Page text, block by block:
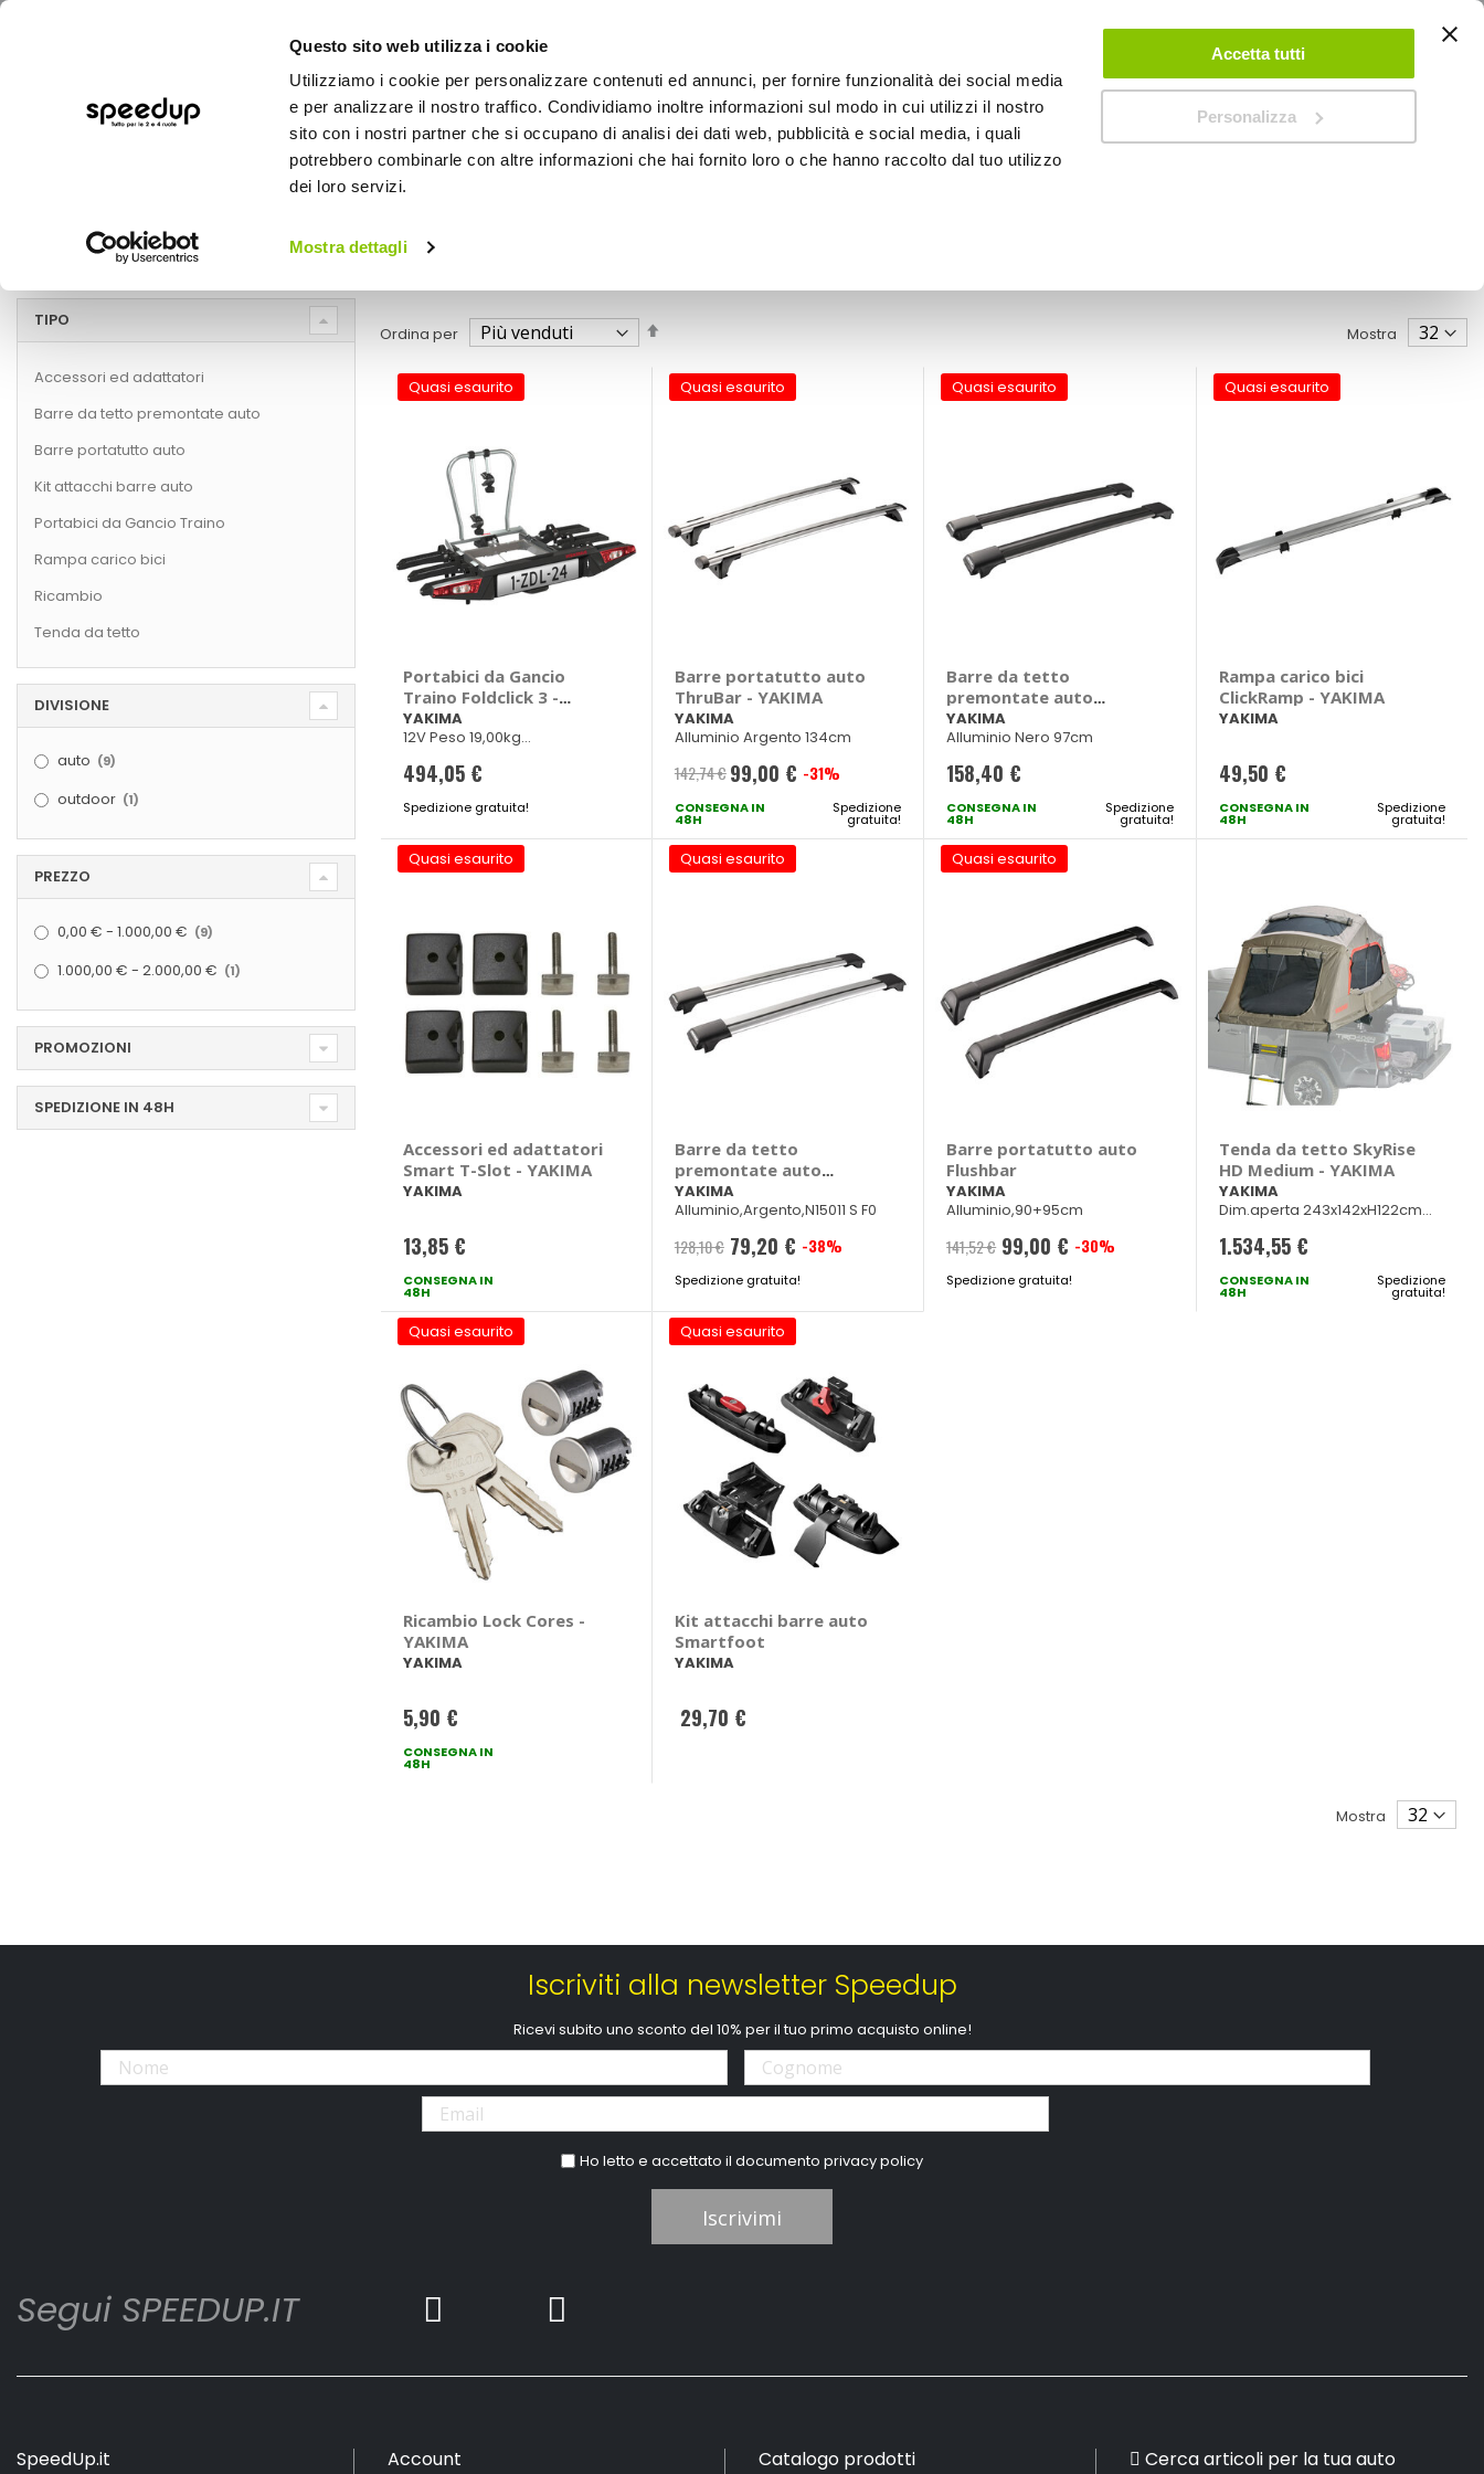
Questo sito web utilizza i cookie
Utilizziamo i cookie per personalizzare contenuti ed annunci, per fornire funzionalità dei social media
e per analizzare il nostro traffico. Condividiamo inoltre informazioni sul modo in cui utilizzi il nostro
sito con i nostri partner che si occupano di analisi dei dati web, pubblicità e social media, i quali
potrebbero combinarle con altre informazioni che hai fornito loro o che hanno raccolto dal tuo utilizzo
dei loro servizi.
Mostra dettagli
Accetta tutti
Personalizza
ACCEDI CREA UN ACCOUNT CONTATTACI
BICI OUTDOOR
Marche YAKIMA
Ordina per
decrescente
Mostra
Quasi esaurito
Portabici da Gancio
Traino Foldclick 3 -
YAKIMA
YAKIMA
12V Peso 19,00kg
494,05 €
Spedizione gratuita!
Quasi esaurito
Barre portatutto auto
ThruBar - YAKIMA
YAKIMA
Alluminio Argento 134cm
142,74 € Prezzo
speciale
99,00 € -31%
CONSEGNA IN
48H
Spedizione
gratuita!
Quasi esaurito
Barre da tetto
premontate auto
RailBar - YAKIMA
YAKIMA
Alluminio Nero 97cm
158,40 €
CONSEGNA IN
48H
Spedizione
gratuita!
Quasi esaurito
Rampa carico bici
ClickRamp - YAKIMA
YAKIMA
49,50 €
CONSEGNA IN
48H
Spedizione
gratuita!
Quasi esaurito
Accessori ed adattatori
Smart T-Slot - YAKIMA
YAKIMA
13,85 €
CONSEGNA IN
48H
Quasi esaurito
Barre da tetto
premontate auto
RailBar
YAKIMA
Alluminio,Argento,N15011 S F0
128,10 € 79,20 € -38%
Spedizione gratuita!
Quasi esaurito
Barre portatutto auto
Flushbar
YAKIMA
Alluminio,90+95cm
141,52 € 99,00 € -30%
Spedizione gratuita!
Tenda da tetto SkyRise
HD Medium - YAKIMA
YAKIMA
Dim.aperta 243x142xH122cm
1.534,55 €
CONSEGNA IN
48H
Spedizione
gratuita!
Quasi esaurito
Ricambio Lock Cores -
YAKIMA
YAKIMA
5,90 €
CONSEGNA IN
48H
Quasi esaurito
Kit attacchi barre auto
Smartfoot
YAKIMA
29,70 €
Mostra
TIPO
Accessori ed adattatori
Barre da tetto premontate auto
Barre portatutto auto
Kit attacchi barre auto
Portabici da Gancio Traino
Rampa carico bici
Ricambio
Tenda da tetto
DIVISIONE
auto 9
outdoor 1
PREZZO
0,00 € - 1.000,00 € 9
1.000,00 € - 2.000,00 € 1
PROMOZIONI
SPEDIZIONE IN 48H
Iscriviti alla newsletter Speedup
Ricevi subito uno sconto del 10% per il tuo primo acquisto online!
Ho letto e accettato il documentoprivacy policy
Iscrivimi
Segui SPEEDUP.IT
SpeedUp.it Account Catalogo prodotti Cerca articoli per la tua auto